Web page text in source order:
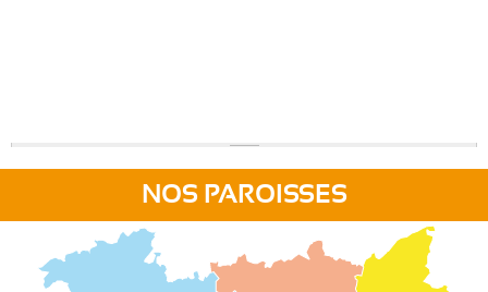
NOS PAROISSES